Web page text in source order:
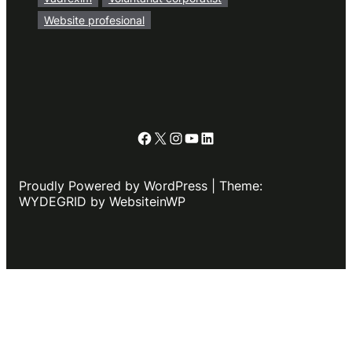
Website profesional
Facebook
X Instagram
YouTube
LinkedIn
Proudly Powered by WordPress | Theme:
WYDEGRID by WebsiteinWP